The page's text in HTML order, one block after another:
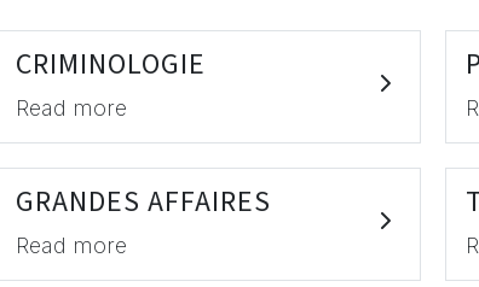
CRIMINOLOGIE
Read more
GRANDES AFFAIRES
Read more